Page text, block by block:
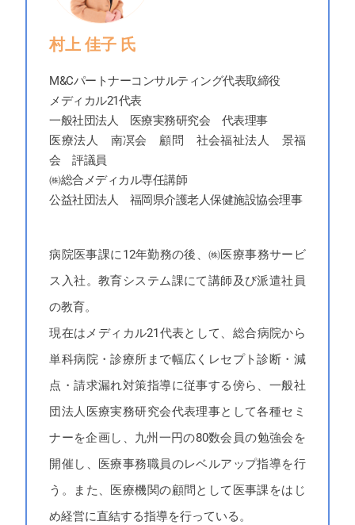
村上 佳子 氏
M&Cパートナーコンサルティング代表取締役
メディカル21代表
一般社団法人 医療実務研究会 代表理事
医療法人 南凕会 顧問 社会福祉法人 景福
会 評議員
㈱総合メディカル専任講師
公益社団法人 福岡県介護老人保健施設協会理事
病院医事課に12年勤務の後、㈱医療事務サービ
ス入社。教育システム課にて講師及び派遣社員
の教育。
現在はメディカル21代表として、総合病院から
単科病院・診療所まで幅広くレセプト診断・減
点・請求漏れ対策指導に従事する傍ら、一般社
団法人医療実務研究会代表理事として各種セミ
ナーを企画し、九州一円の80数会員の勉強会を
開催し、医療事務職員のレベルアップ指導を行
う。また、医療機関の顧問として医事課をはじ
め経営に直結する指導を行っている。